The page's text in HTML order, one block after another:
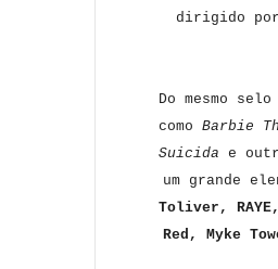
dirigido
Do mesmo
como Barbie
Suicida e
um grande
Toliver,
Red, Myke